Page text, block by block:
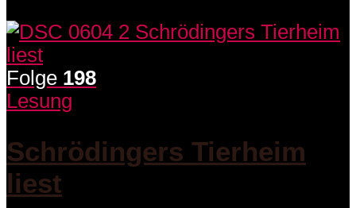
Folge 198
Lesung
Schrödingers Tierheim
liest